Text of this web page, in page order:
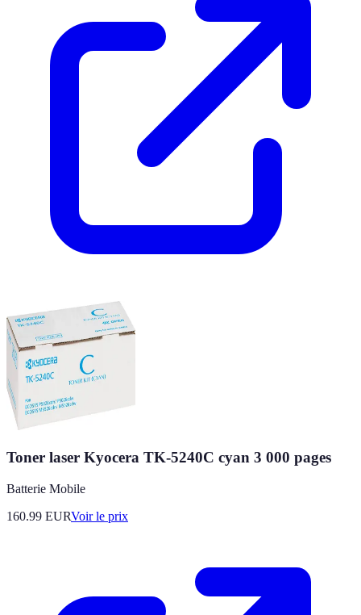
Toner laser Kyocera TK-5240C cyan 3 000 pages
Batterie Mobile
160.99 EURVoir le prix